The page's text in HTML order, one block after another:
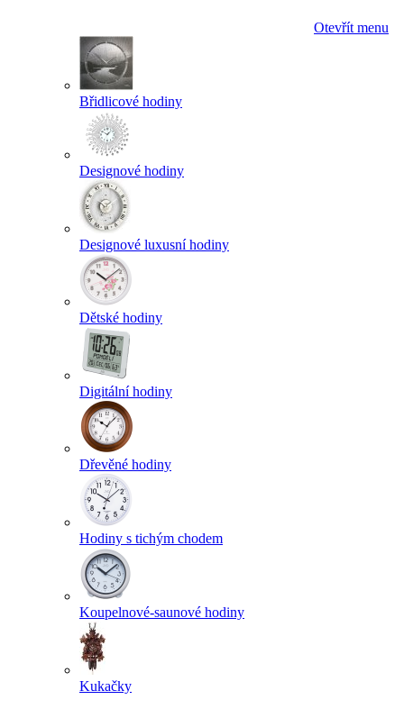
Otevřít menu
Břidlicové hodiny
Designové hodiny
Designové luxusní hodiny
Dětské hodiny
Digitální hodiny
Dřevěné hodiny
Hodiny s tichým chodem
Koupelnové-saunové hodiny
Kukačky